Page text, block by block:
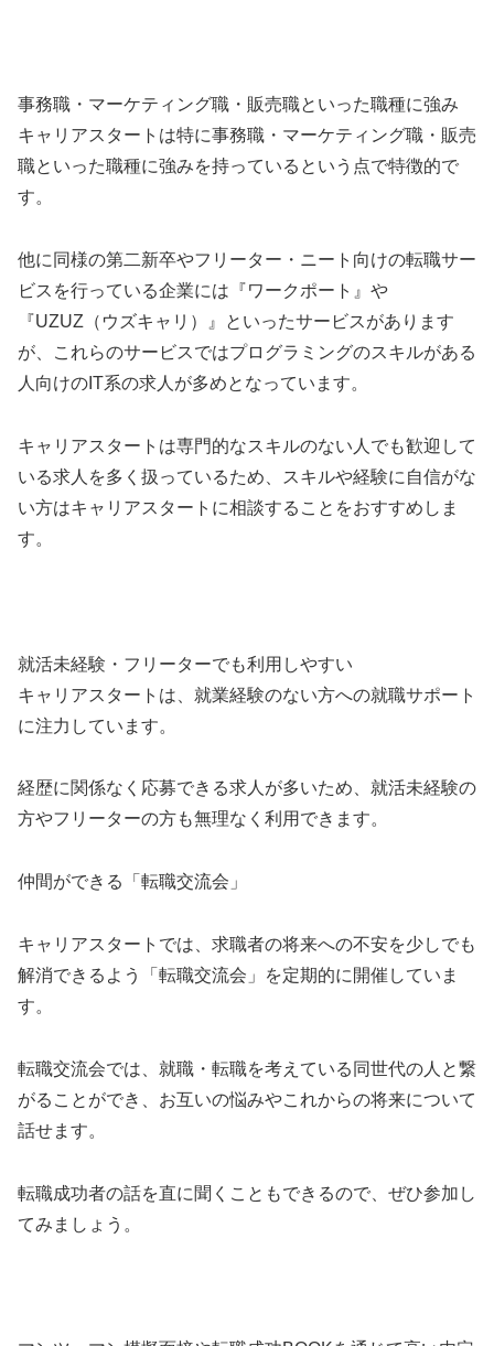
事務職・マーケティング職・販売職といった職種に強み
キャリアスタートは特に事務職・マーケティング職・販売
職といった職種に強みを持っているという点で特徴的で
す。
他に同様の第二新卒やフリーター・ニート向けの転職サー
ビスを行っている企業には『ワークポート』や
『UZUZ（ウズキャリ）』といったサービスがあります
が、これらのサービスではプログラミングのスキルがある
人向けのIT系の求人が多めとなっています。
キャリアスタートは専門的なスキルのない人でも歓迎して
いる求人を多く扱っているため、スキルや経験に自信がな
い方はキャリアスタートに相談することをおすすめしま
す。
就活未経験・フリーターでも利用しやすい
キャリアスタートは、就業経験のない方への就職サポート
に注力しています。
経歴に関係なく応募できる求人が多いため、就活未経験の
方やフリーターの方も無理なく利用できます。
仲間ができる「転職交流会」
キャリアスタートでは、求職者の将来への不安を少しでも
解消できるよう「転職交流会」を定期的に開催していま
す。
転職交流会では、就職・転職を考えている同世代の人と繋
がることができ、お互いの悩みやこれからの将来について
話せます。
転職成功者の話を直に聞くこともできるので、ぜひ参加し
てみましょう。